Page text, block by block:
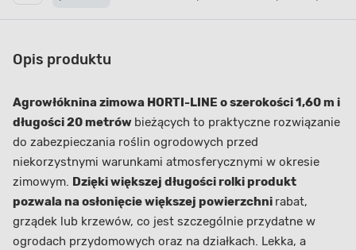
Opis produktu
Agrowłóknina zimowa HORTI-LINE o szerokości 1,60 m i
długości 20 metrów bieżących to praktyczne rozwiązanie
do zabezpieczania roślin ogrodowych przed
niekorzystnymi warunkami atmosferycznymi w okresie
zimowym. Dzięki większej długości rolki produkt
pozwala na osłonięcie większej powierzchni rabat,
grządek lub krzewów, co jest szczególnie przydatne w
ogrodach przydomowych oraz na działkach. Lekka, a